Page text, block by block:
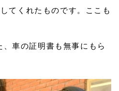
てくれたものです。ここも
車の証明書も無事にもら